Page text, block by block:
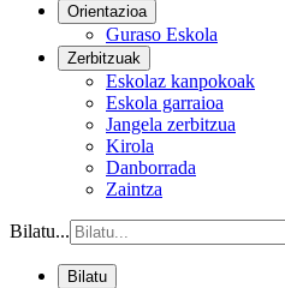
Orientazioa
Guraso Eskola
Zerbitzuak
Eskolaz kanpokoak
Eskola garraioa
Jangela zerbitzua
Kirola
Danborrada
Zaintza
Bilatu...
Bilatu